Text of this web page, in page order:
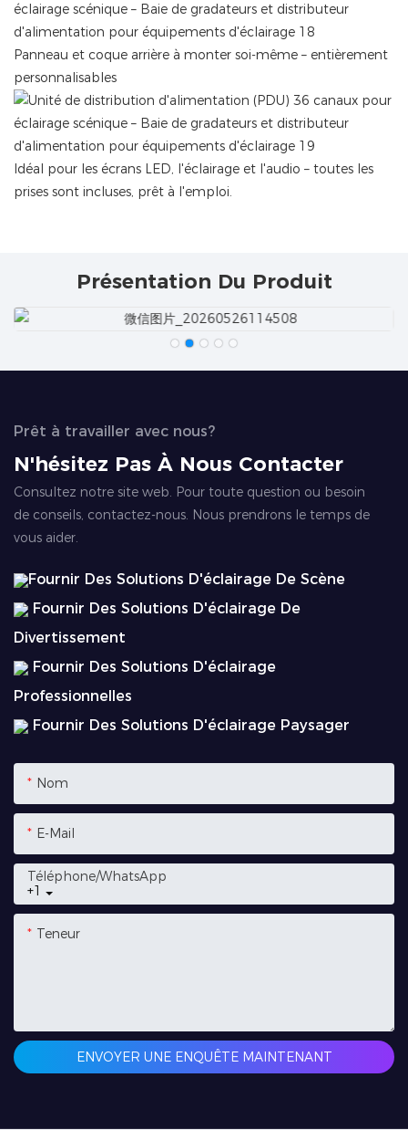
Panneau et coque arrière à monter soi-même – entièrement
personnalisables
Idéal pour les écrans LED, l'éclairage et l'audio – toutes les
prises sont incluses, prêt à l'emploi.
Présentation Du Produit
Prêt à travailler avec nous?
N'hésitez Pas À Nous Contacter
Consultez notre site web. Pour toute question ou besoin
de conseils, contactez-nous. Nous prendrons le temps de
vous aider.
Fournir Des Solutions D'éclairage De Scène
Fournir Des Solutions D'éclairage De
Divertissement
Fournir Des Solutions D'éclairage
Professionnelles
Fournir Des Solutions D'éclairage Paysager
Nom
E-Mail
+1
Téléphone/WhatsApp
Teneur
ENVOYER UNE ENQUÊTE MAINTENANT